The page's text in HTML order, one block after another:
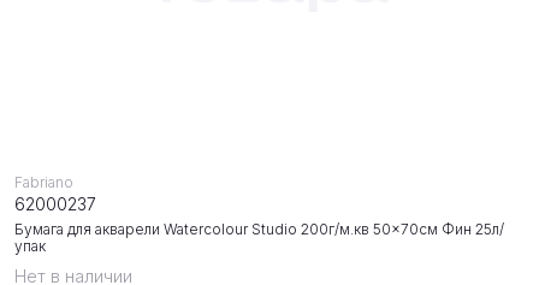
Нет в наличии
Бумага для акварели Watercolour Studio 200г/м.кв 50x70см Фин 25л/
упак
Fabriano
62000237